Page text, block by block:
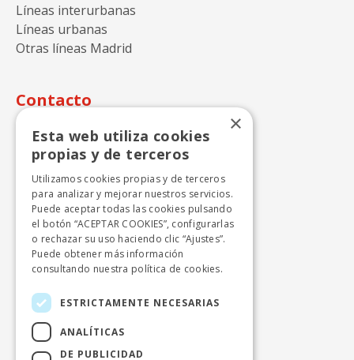
Líneas interurbanas
Líneas urbanas
Otras líneas Madrid
Contacto
Autocares Julián de Castro S.A.
Calle Perdiz n.15
28270 Colmenarejo - Madrid
+ 34 918424646
info.cercanias.madrid@avanzagrupo.com
Autocares Beltrán, S.A.
Polígono Industrial el Lanchar, naves 1 y 2
28213 Colmenar del Arroyo - Madrid
+ 34 918651120
×
Esta web utiliza cookies
propias y de terceros
Utilizamos cookies propias y de terceros
para analizar y mejorar nuestros servicios.
Puede aceptar todas las cookies pulsando
el botón “ACEPTAR COOKIES”, configurarlas
o rechazar su uso haciendo clic “Ajustes”.
Puede obtener más información
consultando nuestra política de cookies.
ESTRICTAMENTE NECESARIAS
ANALÍTICAS
DE PUBLICIDAD